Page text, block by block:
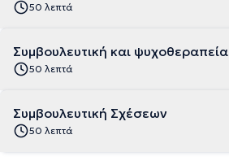
50 λεπτά
Συμβουλευτική και ψυχοθεραπεία
50 λεπτά
Συμβουλευτική Σχέσεων
50 λεπτά